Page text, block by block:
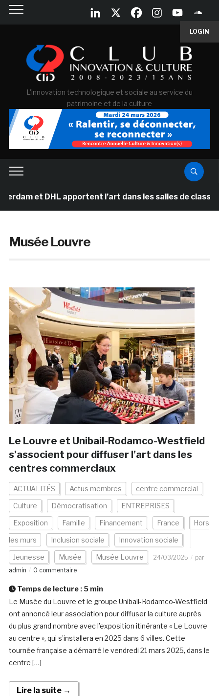
LOGIN
L'innovation technologique et sociale au service du
patrimoine et de la culture
DHL apportent l’art dans les salles de classe des
Musée Louvre
Le Louvre et Unibail-Rodamco-Westfield
s’associent pour diffuser l’art dans les
centres commerciaux
ACTUALITÉS Actus membres centre commercial
Culture Démocratisation ENTREPRISES
Exposition Famille Financement France Hors
les murs Inclusion sociale Innovation sociale
Jeunesse Musée Musée Louvre 24/03/2025
par
admin
0 commentaire
Temps de lecture : 5 min
Le Musée du Louvre et le groupe Unibail-Rodamco-Westfield
ont annoncé leur association pour diffuser la culture auprès
du plus grand nombre avec l’exposition itinérante « Le Louvre
au centre », qui s’installera en 2025 dans 6 villes. Cette
tournée française a démarré le vendredi 21 mars 2025, dans le
centre […]
Lire la suite →